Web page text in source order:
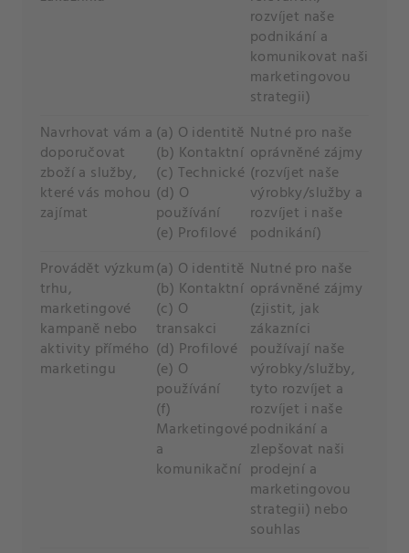
rozvíjet naše
podnikání a
komunikovat naši
marketingovou
strategii)
Navrhovat vám a
doporučovat
zboží a služby,
které vás mohou
zajímat
(a) O identitě
(b) Kontaktní
(c) Technické
(d) O
používání
(e) Profilové
Nutné pro naše
oprávněné zájmy
(rozvíjet naše
výrobky/služby a
rozvíjet i naše
podnikání)
Provádět výzkum
trhu,
marketingové
kampaně nebo
aktivity přímého
marketingu
(a) O identitě
(b) Kontaktní
(c) O
transakci
(d) Profilové
(e) O
používání
(f)
Marketingové
a
komunikační
Nutné pro naše
oprávněné zájmy
(zjistit, jak
zákazníci
používají naše
výrobky/služby,
tyto rozvíjet a
rozvíjet i naše
podnikání a
zlepšovat naši
prodejní a
marketingovou
strategii) nebo
souhlas